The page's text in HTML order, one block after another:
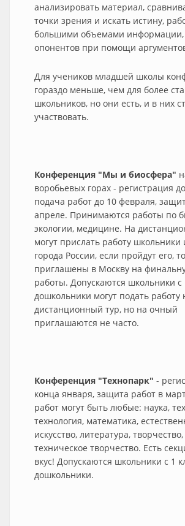
анализировать материал,
точки зрения и искать истину,
большими объемами информации,
опонентов при помощи
Для учеников младшей школы
гораздо меньше, чем для более
школьников, но они есть, и в них
участвовать.
Конференция "Мы и биосфера"
воробьевых горах - регистрация
подача работ до 10 февраля,
апреле. Принимаются работы по
экологии, медицине. На
могут прислать работу школьники
города России, если пройдут его,
приглашены в Москву на
работы. Допускаются школьники с
дошкольники могут подать работу
дистанционный тур, но на очный
приглашаются не часто.
Конференция "Технопарк" -
конца января, защита работ в
работ могут быть любые: наука,
технология, математика,
искусство, литература,
техническое творчество. Есть
вкус! Допускаются школьники с 1
дошкольники.